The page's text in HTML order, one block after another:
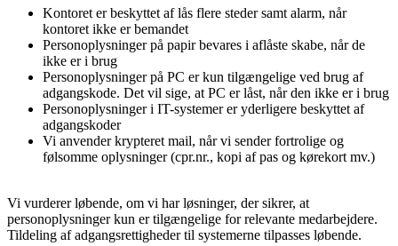
Kontoret er beskyttet af lås flere steder samt alarm, når
kontoret ikke er bemandet
Personoplysninger på papir bevares i aflåste skabe, når de
ikke er i brug
Personoplysninger på PC er kun tilgængelige ved brug af
adgangskode. Det vil sige, at PC er låst, når den ikke er i brug
Personoplysninger i IT-systemer er yderligere beskyttet af
adgangskoder
Vi anvender krypteret mail, når vi sender fortrolige og
følsomme oplysninger (cpr.nr., kopi af pas og kørekort mv.)
Vi vurderer løbende, om vi har løsninger, der sikrer, at
personoplysninger kun er tilgængelige for relevante medarbejdere.
Tildeling af adgangsrettigheder til systemerne tilpasses løbende.